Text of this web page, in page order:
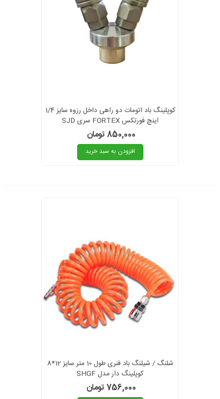
کوپلینگ باد اتومات دو راهی داخل رزوه سایز 1/4
اینچ فورتکس FORTEX سری SJD
850,000 تومان
افزودن به سبد خرید
شلنگ / شیلنگ باد فنری طول 10 متر سایز 12*8
کوپلینگ دار مدل SHGF
756,000 تومان